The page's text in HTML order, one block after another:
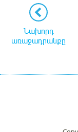
Նախորդ
առաջադրանքը